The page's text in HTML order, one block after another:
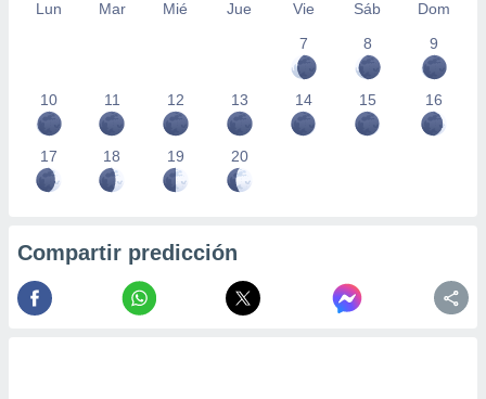
Lun Mar Mié Jue Vie Sáb
Dom
7
8 9
10 11 12 13 14 15 16
17 18 19 20
Compartir predicción